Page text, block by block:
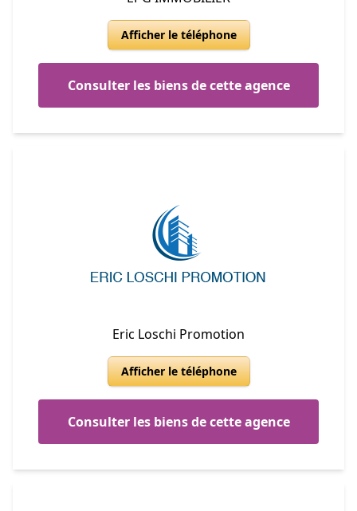
Afficher le téléphone
Consulter les biens de cette agence
Eric Loschi Promotion
Afficher le téléphone
Consulter les biens de cette agence